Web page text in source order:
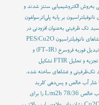
به‌روش الکتروشیمیایی سنتز شدند و
بر پایه پلی‌اترسولفون
تک ‌ظرفیتی به‌عنوان افزودنی در
پلی‌اترسولفون به‌عنوان ماتریس غشایی جهت تهیه غشاهای نانوفیلتراسیون PES/Cu2O
مورد استفاده قرار گرفت. غشاهای تهیه شده توسط تبدیل فوریه فروسرخ (FT-IR) و
میکروسکوپ الکترونی روبشی (SEM) آنالیز شدند. تجزیه و تحلیل FTIR تشکیل
تک‌ظرفیتی و غشاهای ساخته شده،
شار آب خالص و پس‌دهی کلرید
منیزیم مورد بررسی قرار گرفت. نتایج بالاترین شار آب خالص L/m2h 78/36 را برای